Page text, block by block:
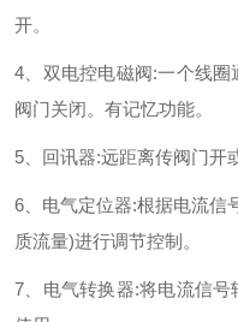
开。
4、双电控电磁阀:一个线
阀门关闭。有记忆功能。
5、回讯器:远距离传阀门开
6、电气定位器:根据电流信
质流量)进行调节控制。
7、电气转换器:将电流信